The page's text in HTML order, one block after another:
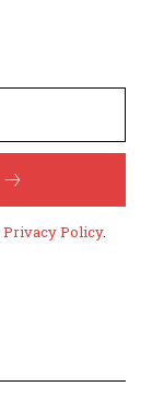
Privacy Policy.